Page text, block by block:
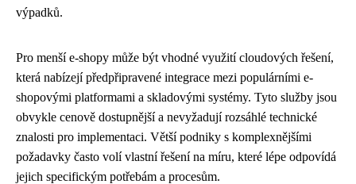
výpadků.
Pro menší e-shopy může být vhodné využití cloudových řešení,
která nabízejí předpřipravené integrace mezi populárními e-
shopovými platformami a skladovými systémy. Tyto služby jsou
obvykle cenově dostupnější a nevyžadují rozsáhlé technické
znalosti pro implementaci. Větší podniky s komplexnějšími
požadavky často volí vlastní řešení na míru, které lépe odpovídá
jejich specifickým potřebám a procesům.